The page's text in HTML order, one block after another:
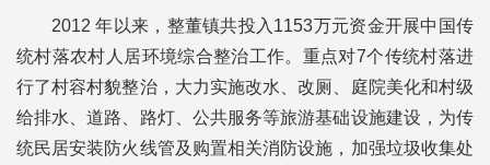
2012 年以来，整董镇共投入1153万元资金开展中国传
统村落农村人居环境综合整治工作。重点对7个传统村落进
行了村容村貌整治，大力实施改水、改厕、庭院美化和村级
给排水、道路、路灯、公共服务等旅游基础设施建设，为传
统民居安装防火线管及购置相关消防设施，加强垃圾收集处